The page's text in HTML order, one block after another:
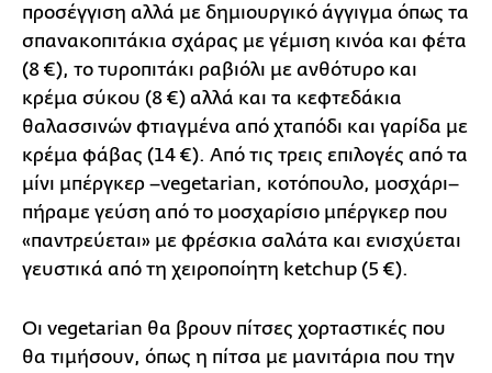
προσέγγιση αλλά με δημιουργικό άγγιγμα όπως τα
σπανακοπιτάκια σχάρας με γέμιση κινόα και φέτα
(8 €), το τυροπιτάκι ραβιόλι με ανθότυρο και
κρέμα σύκου (8 €) αλλά και τα κεφτεδάκια
θαλασσινών φτιαγμένα από χταπόδι και γαρίδα με
κρέμα φάβας (14 €). Από τις τρεις επιλογές από τα
μίνι μπέργκερ –vegetarian, κοτόπουλο, μοσχάρι–
πήραμε γεύση από το μοσχαρίσιο μπέργκερ που
«παντρεύεται» με φρέσκια σαλάτα και ενισχύεται
γευστικά από τη χειροποίητη ketchup (5 €).
Οι vegetarian θα βρουν πίτσες χορταστικές που
θα τιμήσουν, όπως η πίτσα με μανιτάρια που την